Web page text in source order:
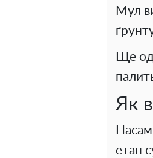
Мул
Ще
Як
етап